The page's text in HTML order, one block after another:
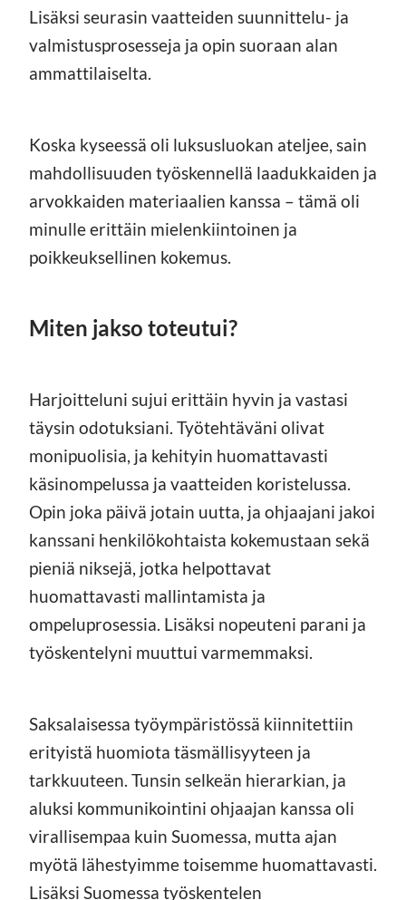
Lisäksi seurasin vaatteiden suunnittelu- ja
valmistusprosesseja ja opin suoraan alan
ammattilaiselta.
Koska kyseessä oli luksusluokan ateljee, sain
mahdollisuuden työskennellä laadukkaiden ja
arvokkaiden materiaalien kanssa – tämä oli
minulle erittäin mielenkiintoinen ja
poikkeuksellinen kokemus.
Miten jakso toteutui?
Harjoitteluni sujui erittäin hyvin ja vastasi
täysin odotuksiani. Työtehtäväni olivat
monipuolisia, ja kehityin huomattavasti
käsinompelussa ja vaatteiden koristelussa.
Opin joka päivä jotain uutta, ja ohjaajani jakoi
kanssani henkilökohtaista kokemustaan sekä
pieniä niksejä, jotka helpottavat
huomattavasti mallintamista ja
ompeluprosessia. Lisäksi nopeuteni parani ja
työskentelyni muuttui varmemmaksi.
Saksalaisessa työympäristössä kiinnitettiin
erityistä huomiota täsmällisyyteen ja
tarkkuuteen. Tunsin selkeän hierarkian, ja
aluksi kommunikointini ohjaajan kanssa oli
virallisempaa kuin Suomessa, mutta ajan
myötä lähestyimme toisemme huomattavasti.
Lisäksi Suomessa työskentelen